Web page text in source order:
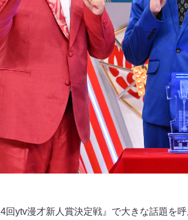
回ytv漫才新人賞決定戦』で大きな話題を